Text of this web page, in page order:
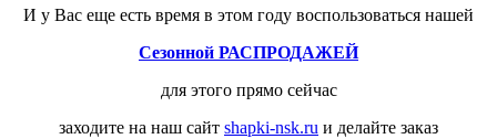
И у Вас еще есть время в этом году воспользоваться нашей
Сезонной РАСПРОДАЖЕЙ
для этого прямо сейчас
заходите на наш сайт shapki-nsk.ru и делайте заказ